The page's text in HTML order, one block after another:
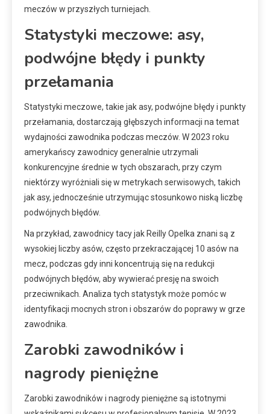
meczów w przyszłych turniejach.
Statystyki meczowe: asy,
podwójne błędy i punkty
przełamania
Statystyki meczowe, takie jak asy, podwójne błędy i punkty
przełamania, dostarczają głębszych informacji na temat
wydajności zawodnika podczas meczów. W 2023 roku
amerykańscy zawodnicy generalnie utrzymali
konkurencyjne średnie w tych obszarach, przy czym
niektórzy wyróżniali się w metrykach serwisowych, takich
jak asy, jednocześnie utrzymując stosunkowo niską liczbę
podwójnych błędów.
Na przykład, zawodnicy tacy jak Reilly Opelka znani są z
wysokiej liczby asów, często przekraczającej 10 asów na
mecz, podczas gdy inni koncentrują się na redukcji
podwójnych błędów, aby wywierać presję na swoich
przeciwnikach. Analiza tych statystyk może pomóc w
identyfikacji mocnych stron i obszarów do poprawy w grze
zawodnika.
Zarobki zawodników i
nagrody pieniężne
Zarobki zawodników i nagrody pieniężne są istotnymi